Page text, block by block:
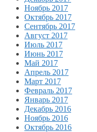
Ноябрь 2017
Октябрь 2017
Сентябрь 2017
Август 2017
Июль 2017
Июнь 2017
Май 2017
Апрель 2017
Март 2017
Февраль 2017
Январь 2017
Декабрь 2016
Ноябрь 2016
Октябрь 2016